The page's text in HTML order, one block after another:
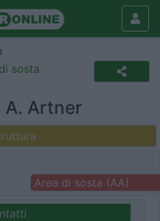
sosta
A. Artner
Area di sosta (AA)